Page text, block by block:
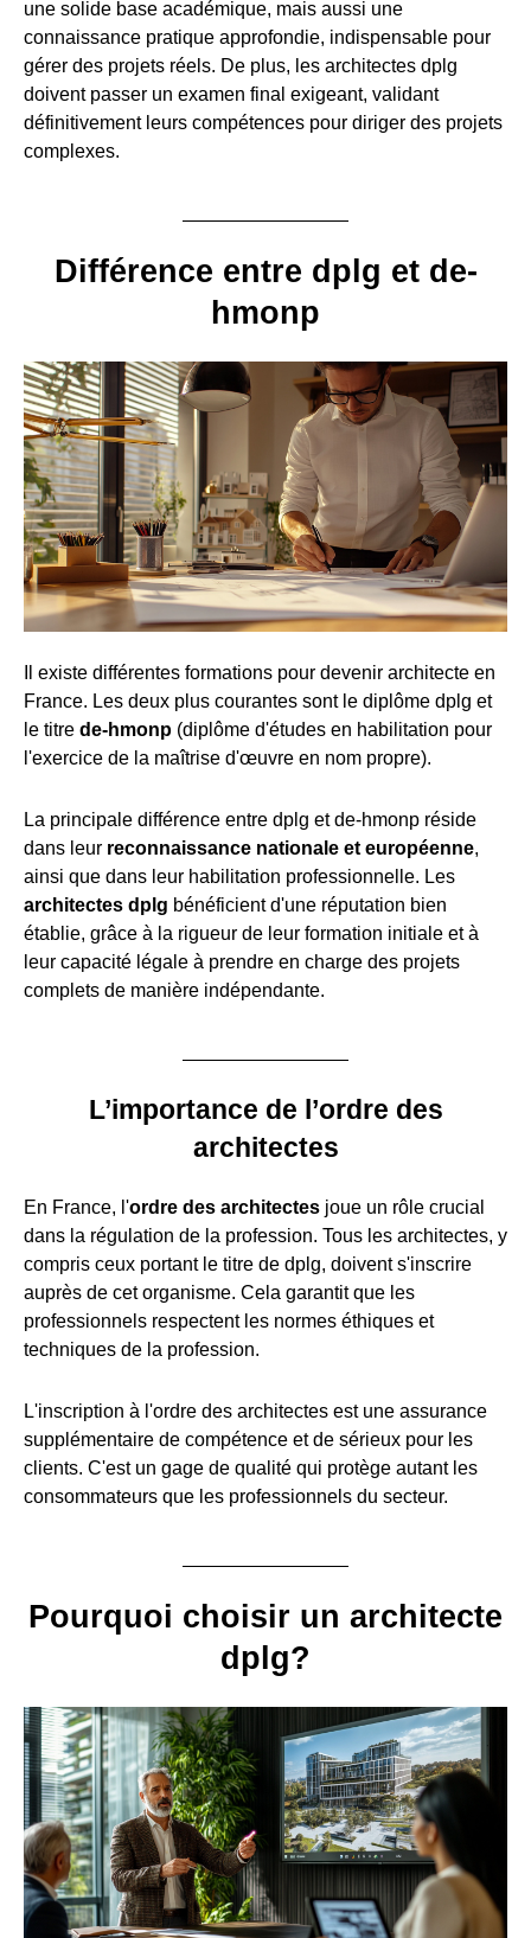
une solide base académique, mais aussi une
connaissance pratique approfondie, indispensable pour
gérer des projets réels. De plus, les architectes dplg
doivent passer un examen final exigeant, validant
définitivement leurs compétences pour diriger des projets
complexes.
Différence entre dplg et de-
hmonp
Il existe différentes formations pour devenir architecte en
France. Les deux plus courantes sont le diplôme dplg et
le titre de-hmonp (diplôme d'études en habilitation pour
l'exercice de la maîtrise d'œuvre en nom propre).
La principale différence entre dplg et de-hmonp réside
dans leur reconnaissance nationale et européenne,
ainsi que dans leur habilitation professionnelle. Les
architectes dplg bénéficient d'une réputation bien
établie, grâce à la rigueur de leur formation initiale et à
leur capacité légale à prendre en charge des projets
complets de manière indépendante.
L’importance de l’ordre des
architectes
En France, l'ordre des architectes joue un rôle crucial
dans la régulation de la profession. Tous les architectes, y
compris ceux portant le titre de dplg, doivent s'inscrire
auprès de cet organisme. Cela garantit que les
professionnels respectent les normes éthiques et
techniques de la profession.
L'inscription à l'ordre des architectes est une assurance
supplémentaire de compétence et de sérieux pour les
clients. C'est un gage de qualité qui protège autant les
consommateurs que les professionnels du secteur.
Pourquoi choisir un architecte
dplg?